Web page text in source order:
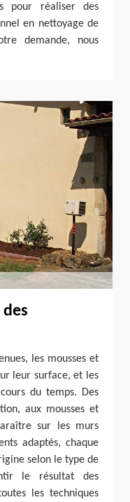
pour réaliser des
en nettoyage de
demande, nous
les mousses et
leur surface, et les
du temps. Des
aux mousses et
sur les murs
adaptés, chaque
selon le type de
le résultat des
les techniques